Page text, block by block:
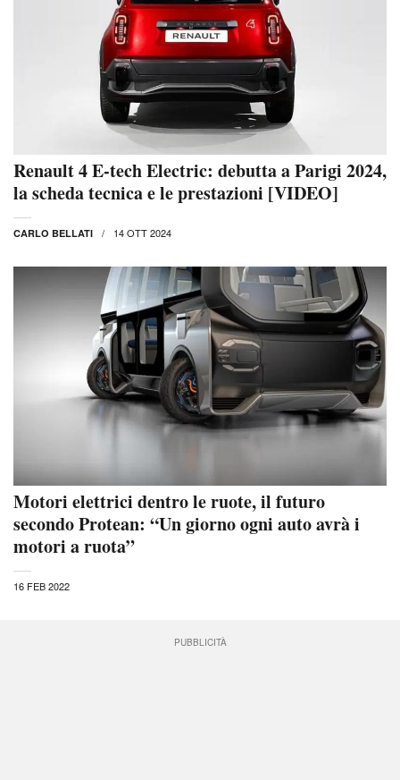
Renault 4 E-tech Electric: debutta a Parigi 2024,
la scheda tecnica e le prestazioni [VIDEO]
CARLO BELLATI 14 OTT 2024
Motori elettrici dentro le ruote, il futuro
secondo Protean: “Un giorno ogni auto avrà i
motori a ruota”
16 FEB 2022
PUBBLICITÀ